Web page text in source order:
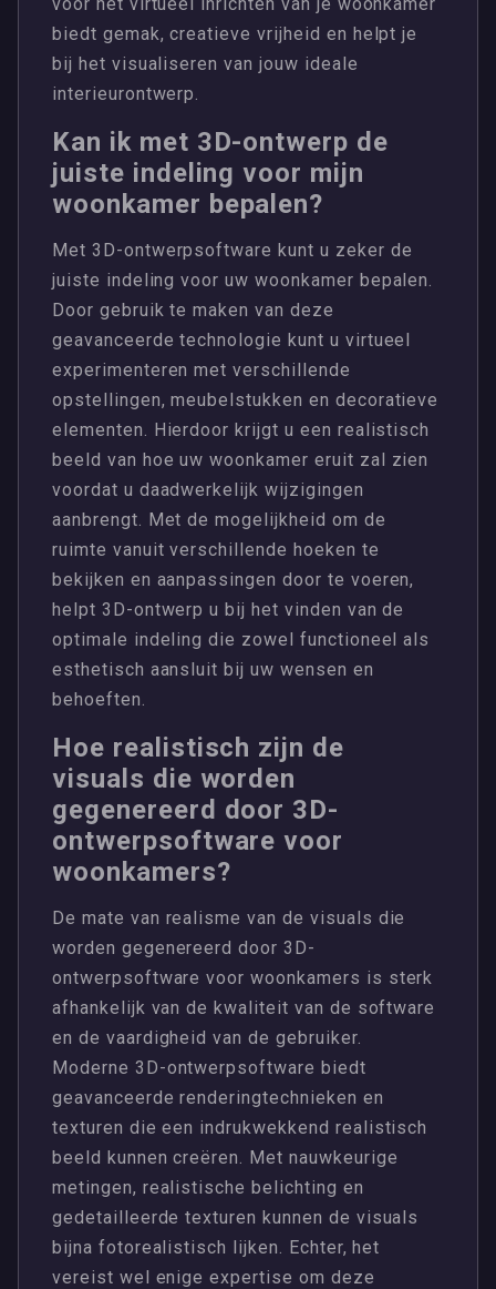
biedt gemak, creatieve vrijheid en helpt je
bij het visualiseren van jouw ideale
interieurontwerp.
Kan ik met 3D-ontwerp de
juiste indeling voor mijn
woonkamer bepalen?
Met 3D-ontwerpsoftware kunt u zeker de
juiste indeling voor uw woonkamer bepalen.
Door gebruik te maken van deze
geavanceerde technologie kunt u virtueel
experimenteren met verschillende
opstellingen, meubelstukken en decoratieve
elementen. Hierdoor krijgt u een realistisch
beeld van hoe uw woonkamer eruit zal zien
voordat u daadwerkelijk wijzigingen
aanbrengt. Met de mogelijkheid om de
ruimte vanuit verschillende hoeken te
bekijken en aanpassingen door te voeren,
helpt 3D-ontwerp u bij het vinden van de
optimale indeling die zowel functioneel als
esthetisch aansluit bij uw wensen en
behoeften.
Hoe realistisch zijn de
visuals die worden
gegenereerd door 3D-
ontwerpsoftware voor
woonkamers?
De mate van realisme van de visuals die
worden gegenereerd door 3D-
ontwerpsoftware voor woonkamers is sterk
afhankelijk van de kwaliteit van de software
en de vaardigheid van de gebruiker.
Moderne 3D-ontwerpsoftware biedt
geavanceerde renderingtechnieken en
texturen die een indrukwekkend realistisch
beeld kunnen creëren. Met nauwkeurige
metingen, realistische belichting en
gedetailleerde texturen kunnen de visuals
bijna fotorealistisch lijken. Echter, het
vereist wel enige expertise om deze